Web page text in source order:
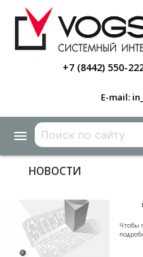
+7 (8442) 550-
E-mail:
menu
НОВОСТИ
Чтобы